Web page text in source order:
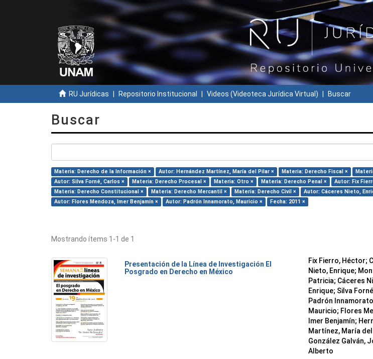
RU Jurídicas Repositorio Institucional Videos (Videoteca Jurídica Virtual) Buscar
Buscar
Materia: Derecho de la Información × Autor: Hernández Martínez, María del Pilar × Materia: Derecho Fiscal ×
Autor: Silva Forné, Carlos ×
Materia: Derecho Procesal × Materia: Otro × Materia: Derecho Penal ×
Autor: Fix
Materia: Derecho Constitucional ×
Materia: Derecho Mercantil × Materia: Derecho Civil ×
Autor: Cáceres Nieto,
Autor: Flores Mendoza, Imer Benjamín ×
Autor: Padrón Innamorato, Mauricio × Fecha: 2011 ×
Mostrando ítems 1-1 de 1
Presentación de la Línea de Investigación El
Posgrado en Derecho en México
Fix Fierro, Héctor;
Nieto, Enrique;
Patricia; Cáceres
Enrique; Silva
Padrón
Mauricio; Flores
Imer Benjamín;
Martínez, María
González Galván,
Alberto